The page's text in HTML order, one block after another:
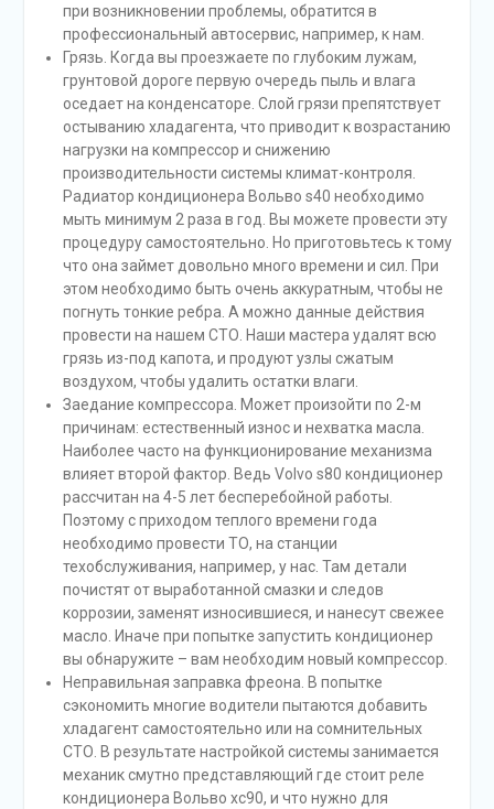
при возникновении проблемы, обратится в
профессиональный автосервис, например, к нам.
Грязь. Когда вы проезжаете по глубоким лужам,
грунтовой дороге первую очередь пыль и влага
оседает на конденсаторе. Слой грязи препятствует
остыванию хладагента, что приводит к возрастанию
нагрузки на компрессор и снижению
производительности системы климат-контроля.
Радиатор кондиционера Вольво s40 необходимо
мыть минимум 2 раза в год. Вы можете провести эту
процедуру самостоятельно. Но приготовьтесь к тому
что она займет довольно много времени и сил. При
этом необходимо быть очень аккуратным, чтобы не
погнуть тонкие ребра. А можно данные действия
провести на нашем СТО. Наши мастера удалят всю
грязь из-под капота, и продуют узлы сжатым
воздухом, чтобы удалить остатки влаги.
Заедание компрессора. Может произойти по 2-м
причинам: естественный износ и нехватка масла.
Наиболее часто на функционирование механизма
влияет второй фактор. Ведь Volvo s80 кондиционер
рассчитан на 4-5 лет бесперебойной работы.
Поэтому с приходом теплого времени года
необходимо провести ТО, на станции
техобслуживания, например, у нас. Там детали
почистят от выработанной смазки и следов
коррозии, заменят износившиеся, и нанесут свежее
масло. Иначе при попытке запустить кондиционер
вы обнаружите – вам необходим новый компрессор.
Неправильная заправка фреона. В попытке
сэкономить многие водители пытаются добавить
хладагент самостоятельно или на сомнительных
СТО. В результате настройкой системы занимается
механик смутно представляющий где стоит реле
кондиционера Вольво хс90, и что нужно для